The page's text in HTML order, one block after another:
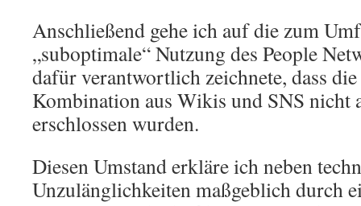
Anschließend gehe ich auf die zum
„suboptimale“ Nutzung des People
dafür verantwortlich zeichnete, dass
Kombination aus Wikis und SNS nicht
erschlossen wurden.
Diesen Umstand erkläre ich neben
Unzulänglichkeiten maßgeblich durch